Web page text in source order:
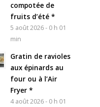
compotée de
fruits d’été *
5 août 2026 - 0 h 01
min
Gratin de ravioles
aux épinards au
four ou à l’Air
Fryer *
4 août 2026 - 0 h 01